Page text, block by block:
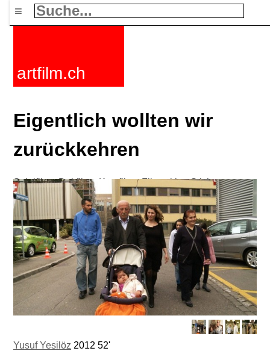
≡
artfilm.ch
Eigentlich wollten wir
zurückkehren
Yusuf Yesilöz 2012 52'
Spielfilme Dokfilme Kurzfilme Filmzyklen Stichworte
Nachrichten
F-Rated FAQ Kontakt Maillist
Warenkorb
AGB
Kaufen AktivierenAbo
216.73.217.106